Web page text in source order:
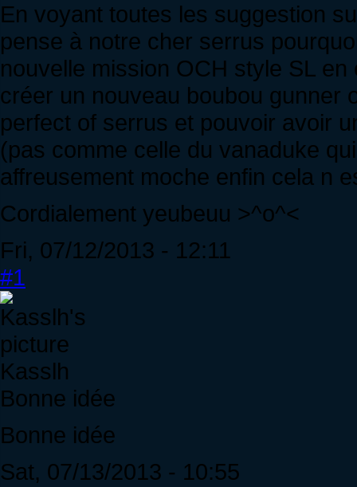
En voyant toutes les suggestion
pense à notre cher serrus
nouvelle mission OCH style SL
créer un nouveau boubou gunner
perfect of serrus et pouvoir avoir
(pas comme celle du vanaduke
affreusement moche enfin cela n
Cordialement yeubeuu >^o^<
Fri, 07/12/2013 - 12:11
#1
Kasslh
Bonne idée
Bonne idée
Sat, 07/13/2013 - 10:55